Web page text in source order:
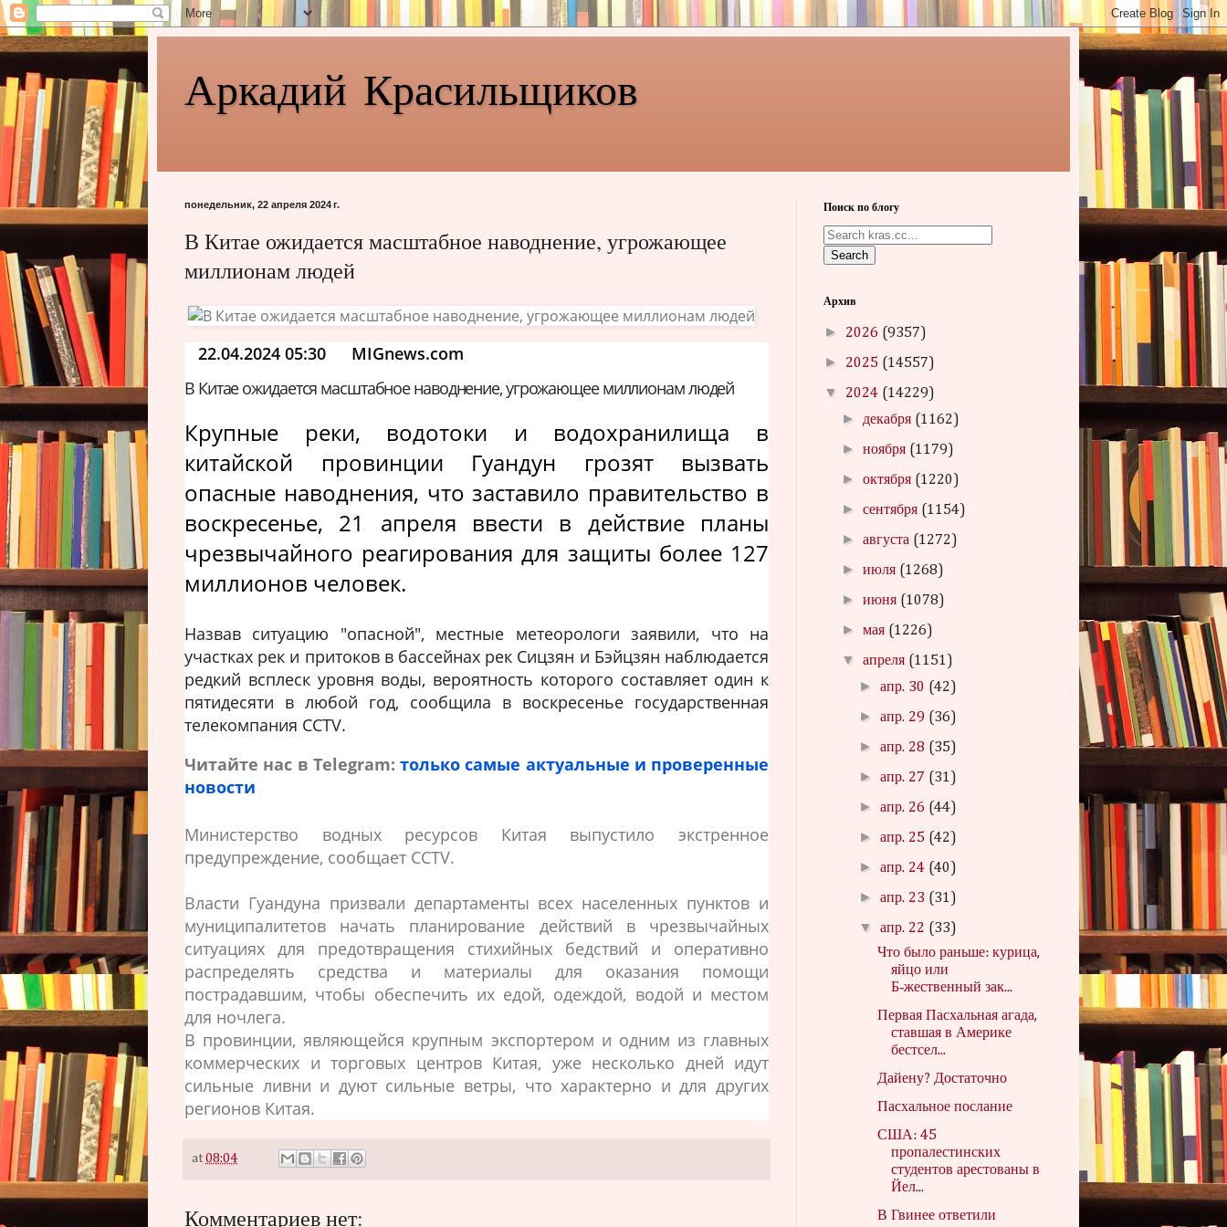
Аркадий Красильщиков
понедельник, 22 апреля 2024 г.
В Китае ожидается масштабное наводнение, угрожающее
миллионам людей
22.04.2024 05:30
MIGnews.com
В Китае ожидается масштабное наводнение, угрожающее миллионам людей
Крупные реки, водотоки и водохранилища в
китайской провинции Гуандун грозят вызвать
опасные наводнения, что заставило правительство в
воскресенье, 21 апреля ввести в действие планы
чрезвычайного реагирования для защиты более 127
миллионов человек.
Назвав ситуацию "опасной", местные метеорологи заявили, что на
участках рек и притоков в бассейнах рек Сицзян и Бэйцзян наблюдается
редкий всплеск уровня воды, вероятность которого составляет один к
пятидесяти в любой год, сообщила в воскресенье государственная
телекомпания CCTV.
Читайте нас в Telegram: только самые актуальные и проверенные
новости
Министерство водных ресурсов Китая выпустило экстренное
предупреждение, сообщает CCTV.
Власти Гуандуна призвали департаменты всех населенных пунктов и
муниципалитетов начать планирование действий в чрезвычайных
ситуациях для предотвращения стихийных бедствий и оперативно
распределять средства и материалы для оказания помощи
пострадавшим, чтобы обеспечить их едой, одеждой, водой и местом
для ночлега.
В провинции, являющейся крупным экспортером и одним из главных
коммерческих и торговых центров Китая, уже несколько дней идут
сильные ливни и дуют сильные ветры, что характерно и для других
регионов Китая.
at08:04
Комментариев нет:
Поиск по блогу
Search
Архив
► 2026 (9357)
► 2025 (14557)
▼ 2024 (14229)
► декабря (1162)
►ноября (1179)
►октября (1220)
►сентября (1154)
►августа (1272)
►июля (1268)
►июня (1078)
►мая (1226)
▼апреля (1151)
►апр. 30 (42)
►апр. 29 (36)
►апр. 28 (35)
►апр. 27 (31)
►апр. 26 (44)
►апр. 25 (42)
►апр. 24 (40)
►апр. 23 (31)
▼апр. 22 (33)
Что было раньше: курица,
яйцо или
Б‑жественный зак...
Первая Пасхальная агада,
ставшая в Америке
бестсел...
Дайену? Достаточно
Пасхальное послание
США: 45
пропалестинских
студентов арестованы в
Йел...
В Гвинее ответили